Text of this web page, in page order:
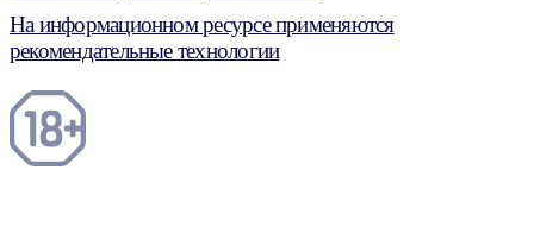
На информационном ресурсе применяются
рекомендательные технологии